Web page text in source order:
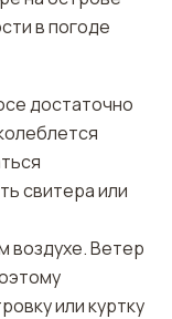
в погоде
достаточно
свитера или
воздухе. Ветер
или куртку